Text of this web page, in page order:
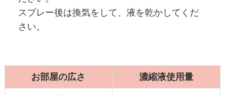
スプレー後は換気をして、液を乾かしてくだ
さい。
お部屋の広さ 濃縮液使用量